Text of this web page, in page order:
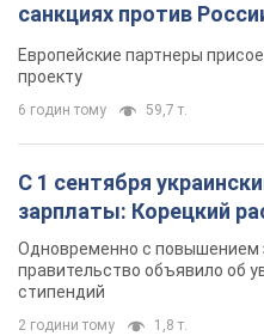
санкциях против
Видео
Европейские партнеры
проекту
6 годин тому 59,7 т.
С 1 сентября
зарплаты: Корецкий
Одновременно с повышением
правительство объявило об
стипендий
2 години тому 1,8 т.